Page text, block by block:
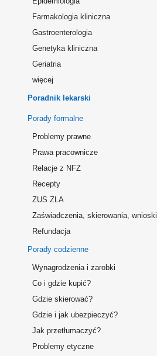
Farmakologia kliniczna
Gastroenterologia
Genetyka kliniczna
Geriatria
więcej
Poradnik lekarski
Porady formalne
Problemy prawne
Prawa pracownicze
Relacje z NFZ
Recepty
ZUS ZLA
Zaświadczenia, skierowania, wnioski
Refundacja
Porady codzienne
Wynagrodzenia i zarobki
Co i gdzie kupić?
Gdzie skierować?
Gdzie i jak ubezpieczyć?
Jak przetłumaczyć?
Problemy etyczne